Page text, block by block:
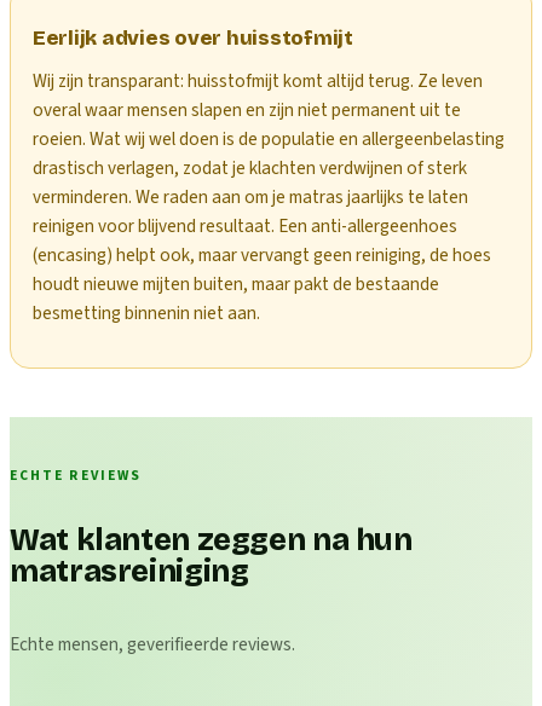
Eerlijk advies over huisstofmijt
Wij zijn transparant: huisstofmijt komt altijd terug. Ze leven
overal waar mensen slapen en zijn niet permanent uit te
roeien. Wat wij wel doen is de populatie en allergeenbelasting
drastisch verlagen, zodat je klachten verdwijnen of sterk
verminderen. We raden aan om je matras jaarlijks te laten
reinigen voor blijvend resultaat. Een anti-allergeenhoes
(encasing) helpt ook, maar vervangt geen reiniging, de hoes
houdt nieuwe mijten buiten, maar pakt de bestaande
besmetting binnenin niet aan.
ECHTE REVIEWS
Wat klanten zeggen na hun
matrasreiniging
Echte mensen, geverifieerde reviews.